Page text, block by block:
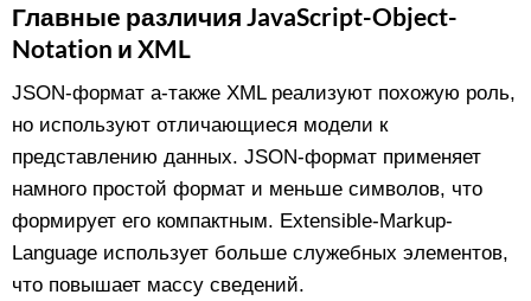
Главные различия JavaScript-Object-
Notation и XML
JSON-формат а-также XML реализуют похожую роль,
но используют отличающиеся модели к
представлению данных. JSON-формат применяет
намного простой формат и меньше символов, что
формирует его компактным. Extensible-Markup-
Language использует больше служебных элементов,
что повышает массу сведений.